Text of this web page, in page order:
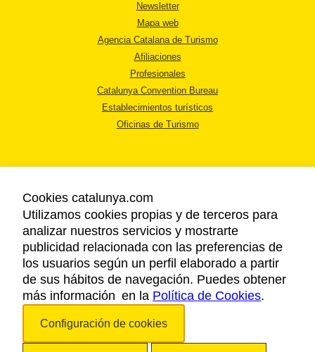
Newsletter
Mapa web
Agencia Catalana de Turismo
Afiliaciones
Profesionales
Catalunya Convention Bureau
Establecimientos turísticos
Oficinas de Turismo
AVISO LEGAL
POLÍTICA DE PRIVACIDAD
COOKIES
ACCESSIBILIDAD
Copyright © 2026. Agencia Catalana de Turismo. Todos los derechos
Cookies catalunya.com
Utilizamos cookies propias y de terceros para
analizar nuestros servicios y mostrarte
publicidad relacionada con las preferencias de
los usuarios según un perfil elaborado a partir
de sus hábitos de navegación. Puedes obtener
más información en la Política de Cookies.
Configuración de cookies